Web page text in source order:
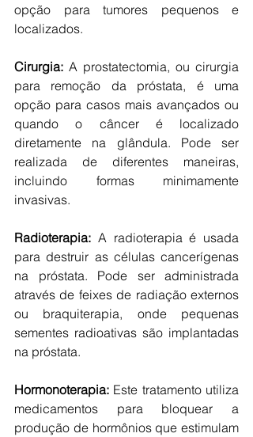
opção para tumores pequenos e
localizados.
Cirurgia: A prostatectomia, ou cirurgia
para remoção da próstata, é uma
opção para casos mais avançados ou
quando o câncer é localizado
diretamente na glândula. Pode ser
realizada de diferentes maneiras,
incluindo formas minimamente
invasivas.
Radioterapia: A radioterapia é usada
para destruir as células cancerígenas
na próstata. Pode ser administrada
através de feixes de radiação externos
ou braquiterapia, onde pequenas
sementes radioativas são implantadas
na próstata.
Hormonoterapia: Este tratamento utiliza
medicamentos para bloquear a
produção de hormônios que estimulam